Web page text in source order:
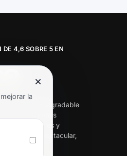
DE 4,6 SOBRE 5 EN
y trato agradable
Hemos
varias ocasiones y
Espectacular,
×
la